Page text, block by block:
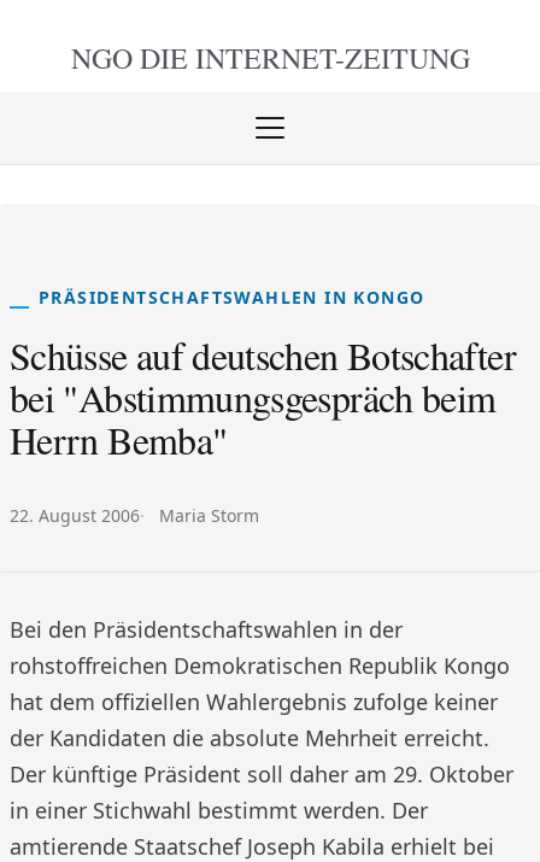
NGO DIE INTERNET-ZEITUNG
Menü
PRÄSIDENTSCHAFTSWAHLEN IN KONGO
Schüsse auf deutschen Botschafter
bei "Abstimmungsgespräch beim
Herrn Bemba"
Veröffentlicht am:
22. August 2006 Autor:
Maria Storm
Bei den Präsidentschaftswahlen in der
rohstoffreichen Demokratischen Republik Kongo
hat dem offiziellen Wahlergebnis zufolge keiner
der Kandidaten die absolute Mehrheit erreicht.
Der künftige Präsident soll daher am 29. Oktober
in einer Stichwahl bestimmt werden. Der
amtierende Staatschef Joseph Kabila erhielt bei